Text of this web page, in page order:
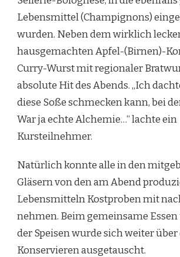
Lebensmittel (Champignons)
wurden. Neben dem wirklich
hausgemachten Apfel-(Birnen)-
Curry-Wurst mit regionaler
absolute Hit des Abends. „Ich
diese Soße schmecken kann, bei
War ja echte Alchemie…“ lachte ein
Kursteilnehmer.
Natürlich konnte alle in den
Gläsern von den am Abend
Lebensmitteln Kostproben mit
nehmen. Beim gemeinsame
der Speisen wurde sich weiter über
Konservieren ausgetauscht.